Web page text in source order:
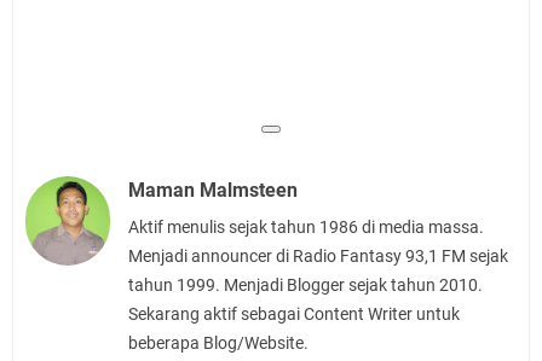
Maman Malmsteen
Aktif menulis sejak tahun 1986 di media massa.
Menjadi announcer di Radio Fantasy 93,1 FM sejak
tahun 1999. Menjadi Blogger sejak tahun 2010.
Sekarang aktif sebagai Content Writer untuk
beberapa Blog/Website.